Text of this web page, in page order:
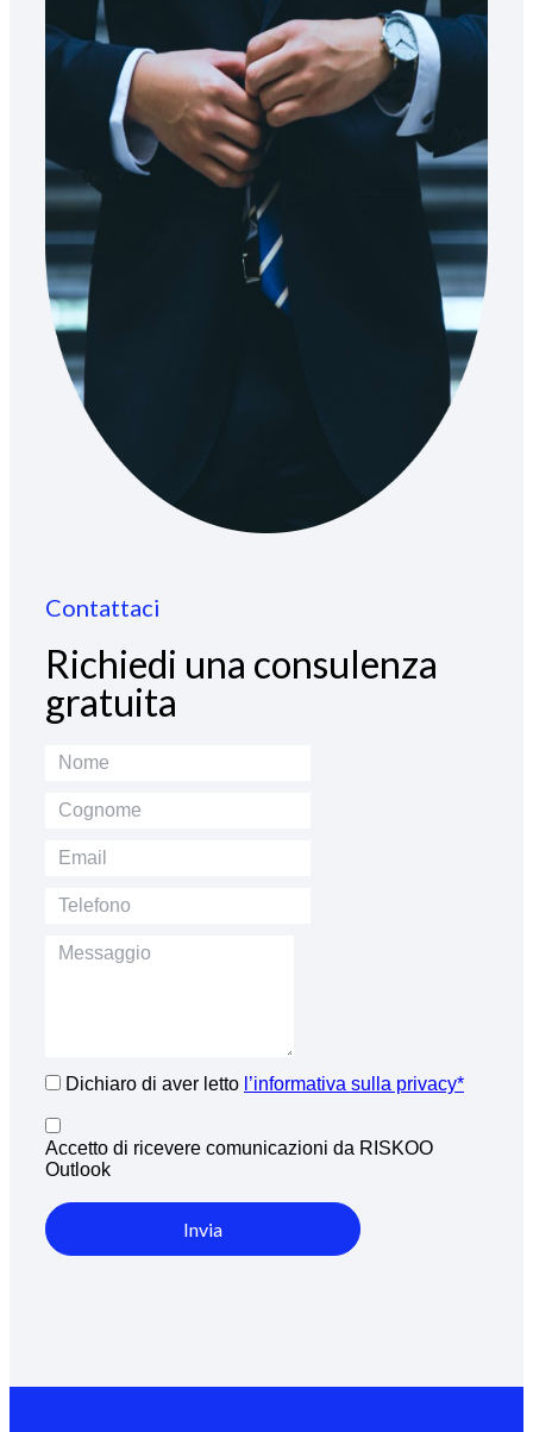
Contattaci
Richiedi una consulenza
gratuita
Dichiaro di aver letto l’informativa sulla privacy*
Accetto di ricevere comunicazioni da RISKOO
Outlook
Invia